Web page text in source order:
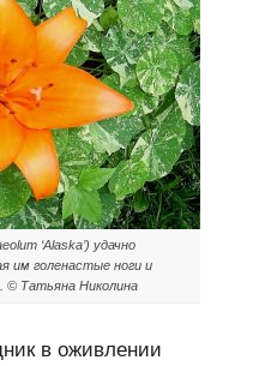
‘Alaska’) удачно
им голенастые ноги и
Татьяна Николина
в оживлении